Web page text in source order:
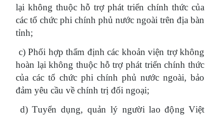
lại không thuộc hỗ trợ phát triển chính thức của
các tổ chức phi chính phủ nước ngoài trên địa bàn
tỉnh;
c) Phối hợp thẩm định các khoản viện trợ không
hoàn lại không thuộc hỗ trợ phát triển chính thức
của các tổ chức phi chính phủ nước ngoài, bảo
đảm yêu cầu về chính trị đối ngoại;
d) Tuyển dụng, quản lý người lao động Việt